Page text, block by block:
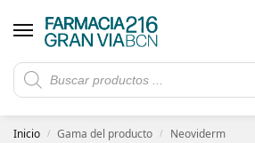
Rebajas de verano hasta -30%
5€ de descuento con el cupón 5GRANVIA
Inicio / Gama del producto / Neoviderm